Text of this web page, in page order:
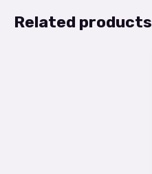
Related products